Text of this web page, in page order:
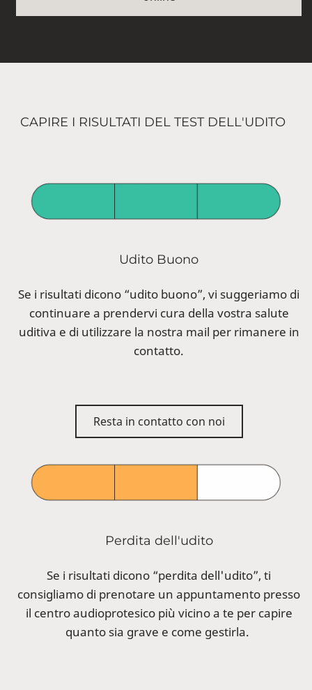
CAPIRE I RISULTATI DEL TEST DELL'UDITO
Udito Buono
Se i risultati dicono “udito buono”, vi suggeriamo di
continuare a prendervi cura della vostra salute
uditiva e di utilizzare la nostra mail per rimanere in
contatto.
Resta in contatto con noi
Perdita dell'udito
Se i risultati dicono “perdita dell'udito”, ti
consigliamo di prenotare un appuntamento presso
il centro audioprotesico più vicino a te per capire
quanto sia grave e come gestirla.